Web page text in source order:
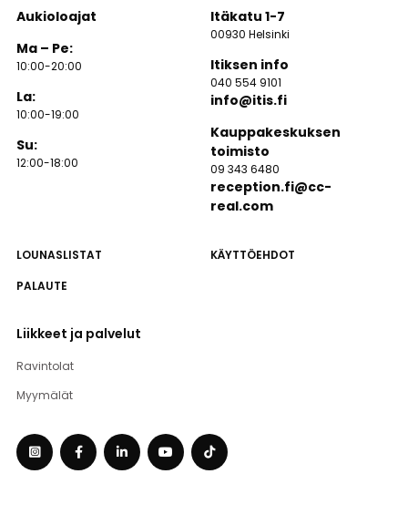
LOUNASLISTAT
KÄYTTÖEHDOT
PALAUTE
Liikkeet ja palvelut
Ravintolat
Myymälät
Aukioloajat
Ma – Pe:
10:00-20:00
La:
10:00-19:00
Su:
12:00-18:00
Itäkatu 1-7
00930 Helsinki
Itiksen info
040 554 9101
info@itis.fi
Kauppakeskuksen
toimisto
09 343 6480
reception.fi@cc-
real.com